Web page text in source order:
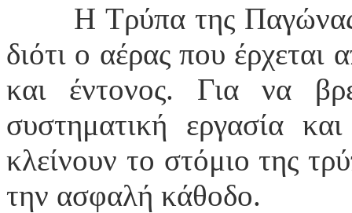
Η Τρύπα της
διότι ο αέρας που έρχεται
και έντονος. Για να
συστηματική εργασία
κλείνουν το στόμιο της
την ασφαλή κάθοδο.